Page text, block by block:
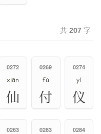
共 207 字
0272
xiān
仙
0269
fù
付
0274
yí
仪
0263 0283 0284